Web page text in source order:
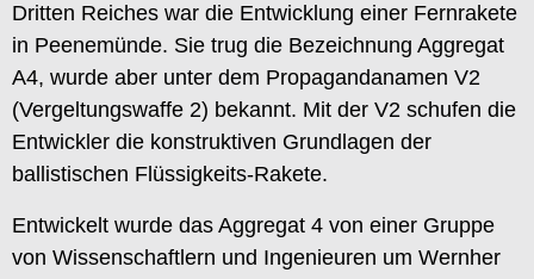
Dritten Reiches war die Entwicklung einer Fernrakete
in Peenemünde. Sie trug die Bezeichnung Aggregat
A4, wurde aber unter dem Propagandanamen V2
(Vergeltungswaffe 2) bekannt. Mit der V2 schufen die
Entwickler die konstruktiven Grundlagen der
ballistischen Flüssigkeits-Rakete.
Entwickelt wurde das Aggregat 4 von einer Gruppe
von Wissenschaftlern und Ingenieuren um Wernher